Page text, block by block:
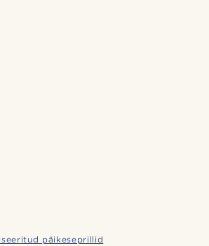
päikeseprillid